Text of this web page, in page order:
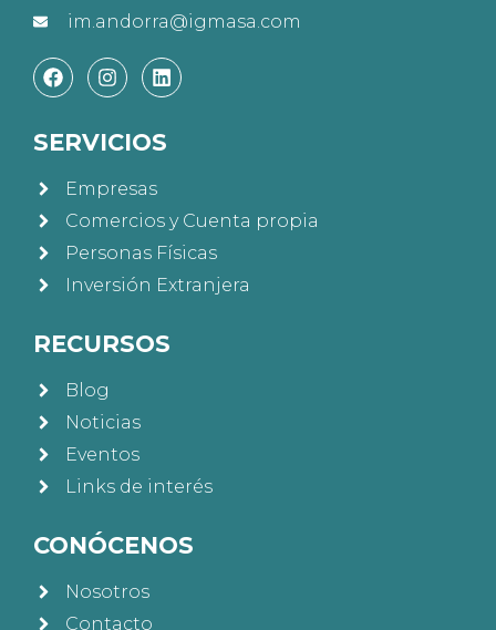
im.andorra@igmasa.com
SERVICIOS
Empresas
Comercios y Cuenta propia
Personas Físicas
Inversión Extranjera
RECURSOS
Blog
Noticias
Eventos
Links de interés
CONÓCENOS
Nosotros
Contacto